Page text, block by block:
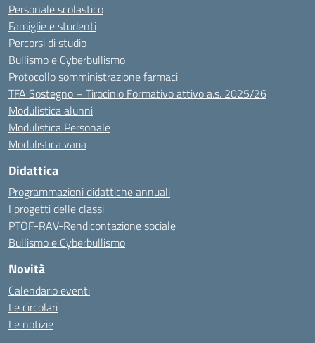
Personale scolastico
Famiglie e studenti
Percorsi di studio
Bullismo e Cyberbullismo
Protocollo somministrazione farmaci
TFA Sostegno – Tirocinio Formativo attivo a.s. 2025/26
Modulistica alunni
Modulistica Personale
Modulistica varia
Didattica
Programmazioni didattiche annuali
I progetti delle classi
PTOF-RAV-Rendicontazione sociale
Bullismo e Cyberbullismo
Novità
Calendario eventi
Le circolari
Le notizie